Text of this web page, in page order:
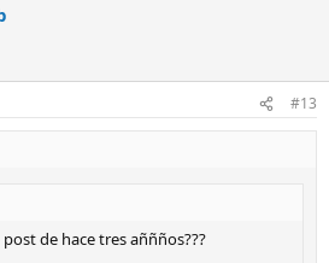
#13
de hace tres aññños???